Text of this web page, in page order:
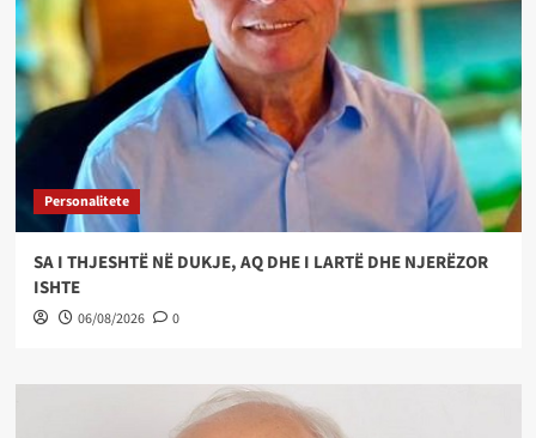
Personalitete
SA I THJESHTË NË DUKJE, AQ DHE I LARTË DHE NJERËZOR
ISHTE
06/08/2026 0